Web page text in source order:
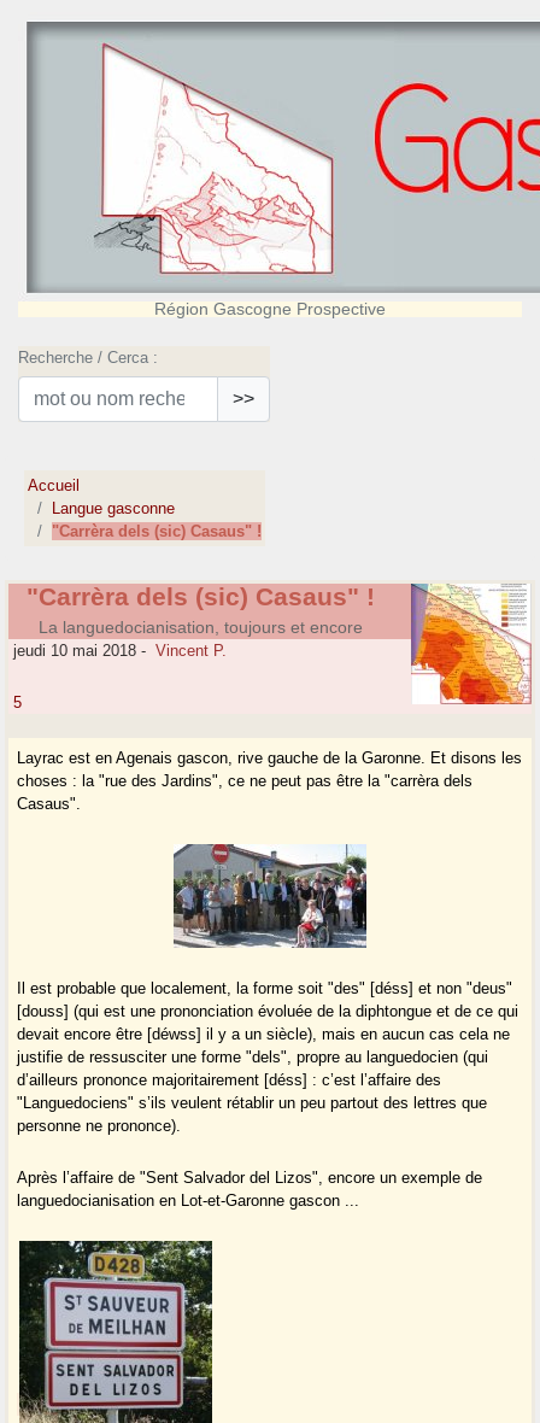
Région Gascogne Prospective
Recherche / Cerca :
>>
Accueil
Langue gasconne
"Carrèra dels (sic) Casaus" !
"Carrèra dels (sic) Casaus" !
La languedocianisation, toujours et encore
jeudi 10 mai 2018 - Vincent P.
5
Layrac est en Agenais gascon, rive gauche de la Garonne. Et disons les
choses : la "rue des Jardins", ce ne peut pas être la "carrèra dels
Casaus".
Il est probable que localement, la forme soit "des" [déss] et non "deus"
[douss] (qui est une prononciation évoluée de la diphtongue et de ce qui
devait encore être [déwss] il y a un siècle), mais en aucun cas cela ne
justifie de ressusciter une forme "dels", propre au languedocien (qui
d’ailleurs prononce majoritairement [déss] : c’est l’affaire des
"Languedociens" s’ils veulent rétablir un peu partout des lettres que
personne ne prononce).
Après l’affaire de "Sent Salvador del Lizos", encore un exemple de
languedocianisation en Lot-et-Garonne gascon ...